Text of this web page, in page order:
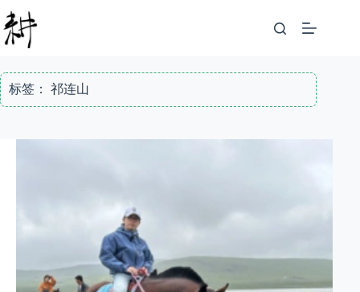
至
内
标签： 祁连山